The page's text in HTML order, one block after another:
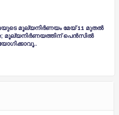
മൂല്യനിര്‍ണയം മേയ് 11 മുതല്‍
മൂല്യനിര്‍ണയത്തിന് പെന്‍സില്‍